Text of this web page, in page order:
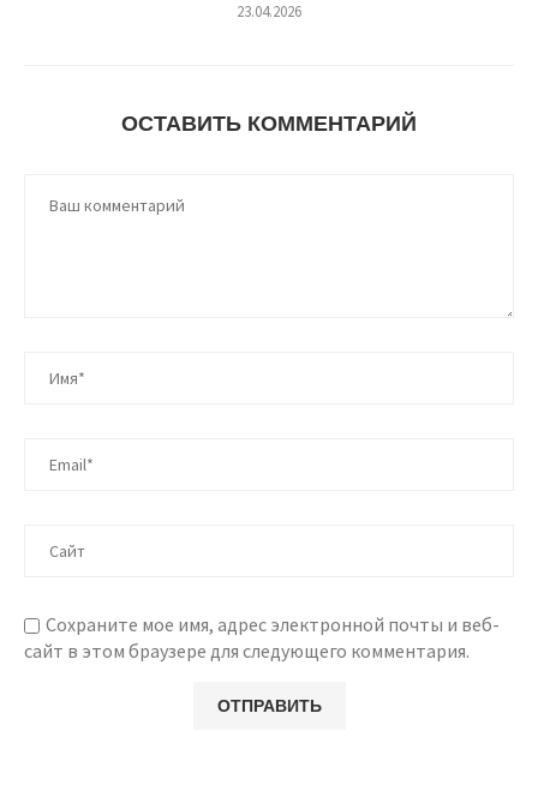
23.04.2026
ОСТАВИТЬ КОММЕНТАРИЙ
Сохраните мое имя, адрес электронной почты и веб-
сайт в этом браузере для следующего комментария.